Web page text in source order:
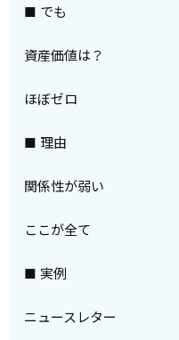
■ でも
資産価値は？
ほぼゼロ
■ 理由
関係性が弱い
ここが全て
■ 実例
ニュースレター